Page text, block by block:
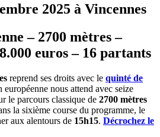
2025 à Vincennes
– 2700 mètres –
euros – 16 partants
reprend ses droits avec le quinté de
nous attend avec seize
le parcours classique de 2700 mètres
la sixième course du programme, le
aux alentours de 15h15. Décrochez le